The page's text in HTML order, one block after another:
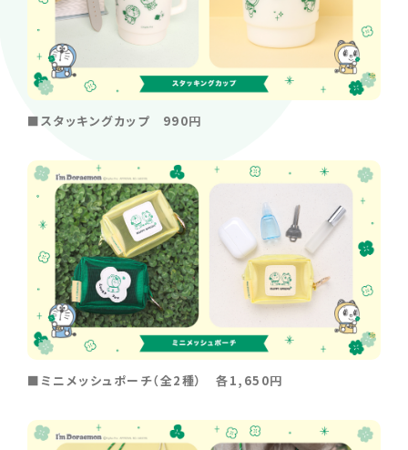
■スタッキングカップ 990円
■ミニメッシュポーチ（全2種） 各1,650円